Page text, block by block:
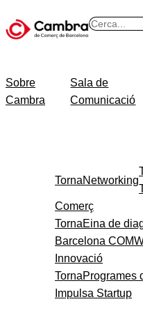
al
B
Sobre
Cambra
Sala de
Comunicació
TornaNetworking
Comerç
TornaEina de
Barcelona COM
Innovació
TornaProgrames
Impulsa Startup